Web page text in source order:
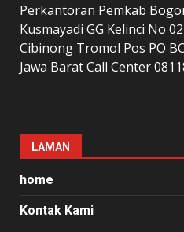
Perkantoran Pemkab
Kusmayadi GG Kelinci No
Cibinong Tromol Pos PO
Jawa Barat Call Center
LAMAN
home
Kontak Kami